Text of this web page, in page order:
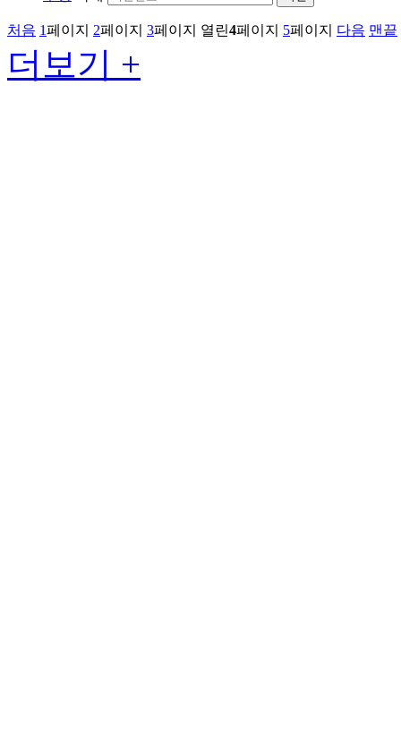
처음 1페이지 2페이지 3페이지 열린4페이지 5페이지 다음 맨끝
더보기 +